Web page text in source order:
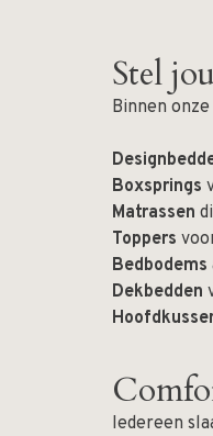
Stel
Binnen
Boxsprings
Matrassen
Toppers
Bedbodems
Dekbedden
Iedereen